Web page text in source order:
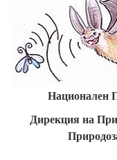
Национален
Дирекция на